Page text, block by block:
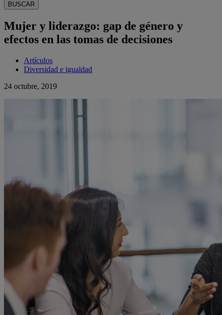
BUSCAR
Mujer y liderazgo: gap de género y
efectos en las tomas de decisiones
Artículos
Diversidad e igualdad
24 octubre, 2019